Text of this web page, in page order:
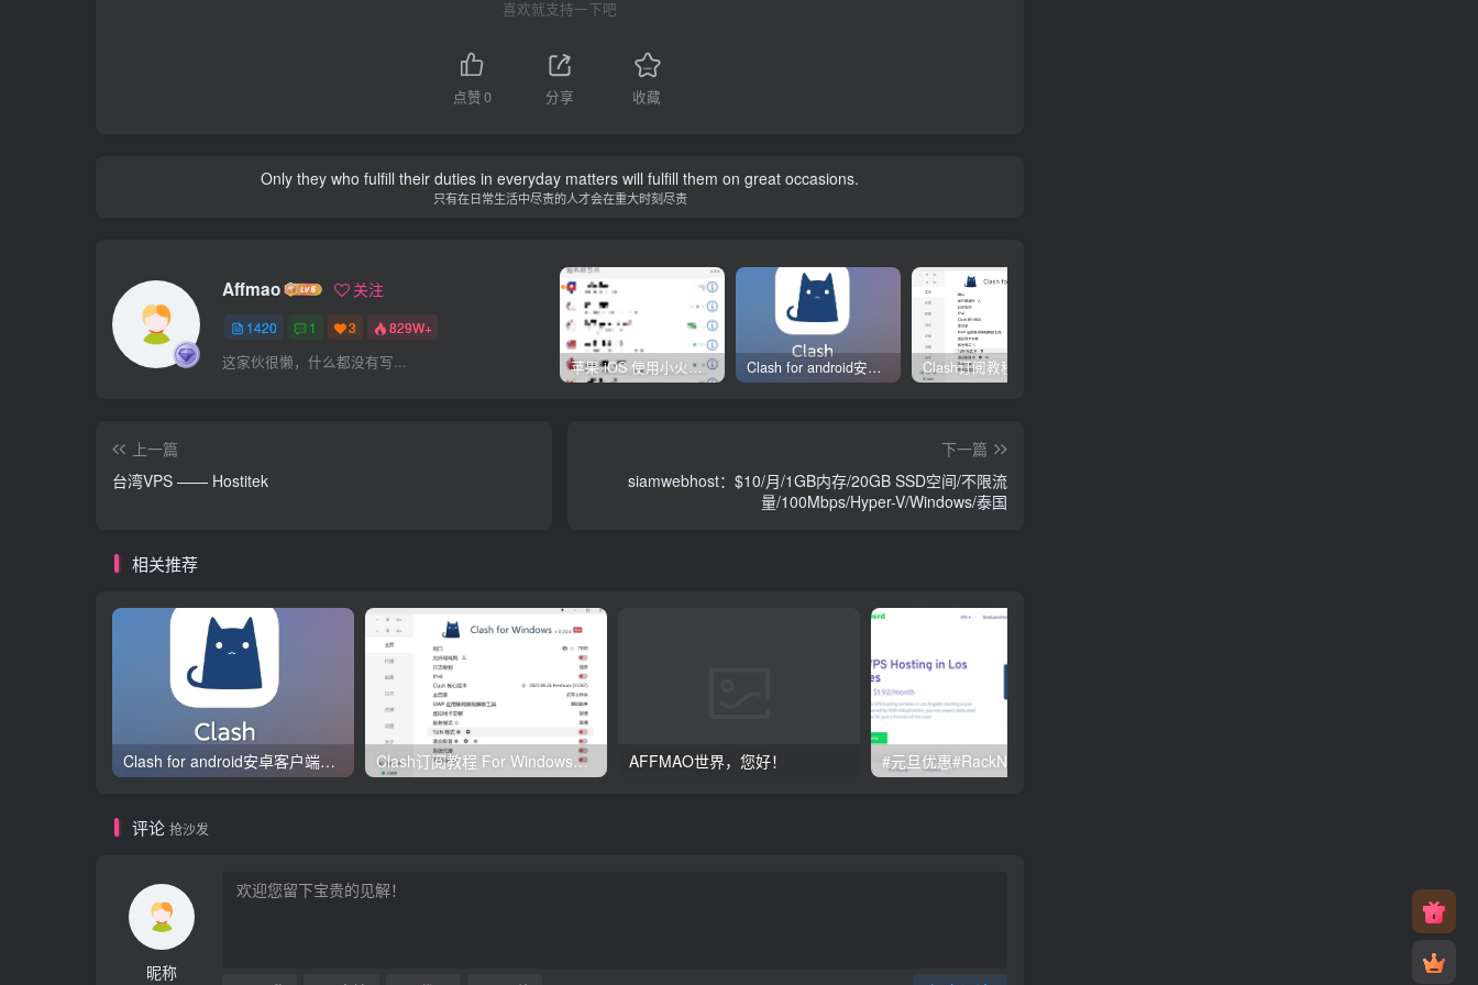
喜欢就支持一下吧
点赞0 分享 收藏
Only they who fulfill their duties in everyday matters will fulfill them on great occasions.
只有在日常生活中尽责的人才会在重大时刻尽责
Affmao 关注
1420 1 3 829W+
这家伙很懒，什么都没有写... 苹果 iOS 使用小火箭(shadowrocket)新手教程 Clash for android安卓客户端保姆级新手使用教程
上一篇
台湾VPS —— Hostitek
下一篇
siamwebhost：$10/月/1GB内存/20GB SSD空间/不限流
量/100Mbps/Hyper-V/Windows/泰国
相关推荐
Clash for android安卓客户端保姆级新手使用教程 Clash订阅教程 For Windows中文使用图文教程 AFFMAO世界，您好！
评论 抢沙发
昵称